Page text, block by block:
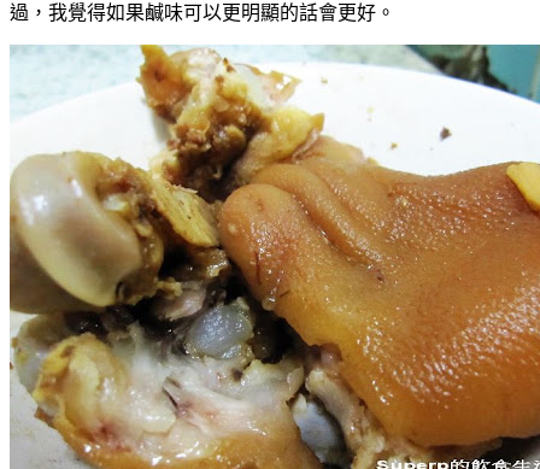
過，我覺得如果鹹味可以更明顯的話會更好。